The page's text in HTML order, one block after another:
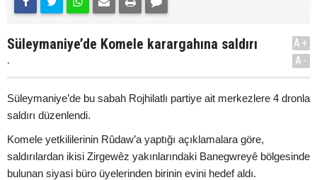
Süleymaniye’de Komele karargahına saldırı
.
A+
A-
Süleymaniye’de bu sabah Rojhilatlı partiye ait merkezlere 4 dronla
saldırı düzenlendi.
Komele yetkililerinin Rûdaw’a yaptığı açıklamalara göre,
saldırılardan ikisi Zirgewêz yakınlarındaki Banegwreyê bölgesinde
bulunan siyasi büro üyelerinden birinin evini hedef aldı.